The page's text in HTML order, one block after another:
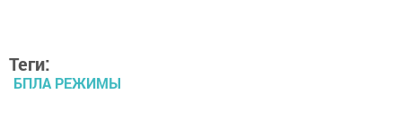
Теги:
БПЛА РЕЖИМЫ